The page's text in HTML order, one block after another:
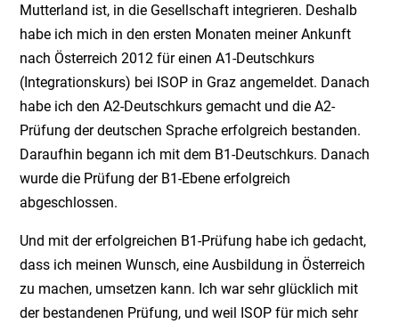
Mutterland ist, in die Gesellschaft integrieren. Deshalb
habe ich mich in den ersten Monaten meiner Ankunft
nach Österreich 2012 für einen A1-Deutschkurs
(Integrationskurs) bei ISOP in Graz angemeldet. Danach
habe ich den A2-Deutschkurs gemacht und die A2-
Prüfung der deutschen Sprache erfolgreich bestanden.
Daraufhin begann ich mit dem B1-Deutschkurs. Danach
wurde die Prüfung der B1-Ebene erfolgreich
abgeschlossen.
Und mit der erfolgreichen B1-Prüfung habe ich gedacht,
dass ich meinen Wunsch, eine Ausbildung in Österreich
zu machen, umsetzen kann. Ich war sehr glücklich mit
der bestandenen Prüfung, und weil ISOP für mich sehr